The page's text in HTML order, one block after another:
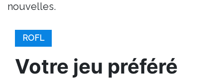
nouvelles.
ROFL
Votre jeu préféré